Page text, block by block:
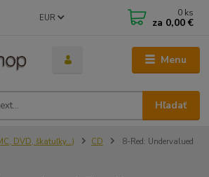
Menu
EUR
Hľadať
0 ks
za 0,00 €
DVD, škatuľky...) CD
8-Red: Undervalued